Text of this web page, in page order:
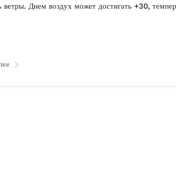
ветры. Днем воздух может достигать +30,